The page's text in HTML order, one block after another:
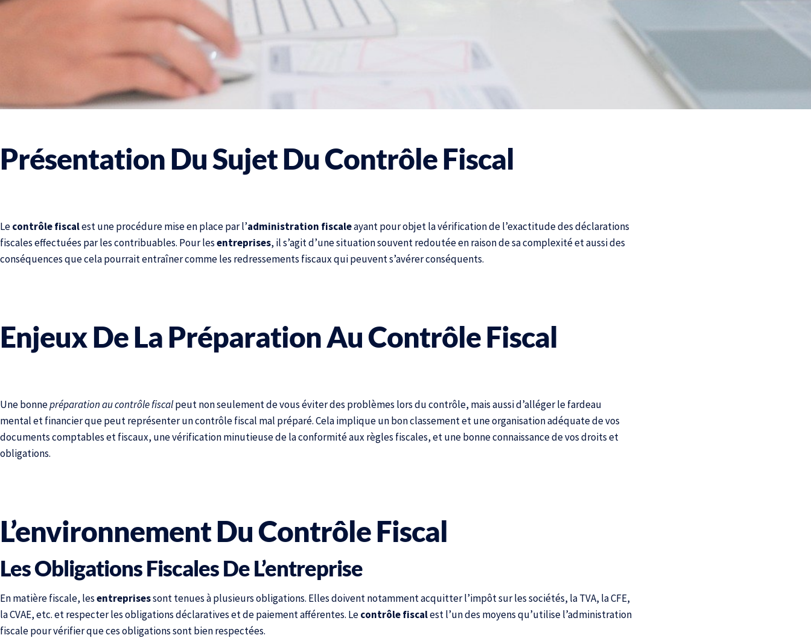
Présentation Du Sujet Du Contrôle Fiscal
Lecontrôle fiscalest une procédure mise en place par l’administration fiscaleayant pour objet la vérification de l’exactitude des déclarations
fiscales effectuées par les contribuables. Pour lesentreprises, il s’agit d’une situation souvent redoutée en raison de sa complexité et aussi des
conséquences que cela pourrait entraîner comme les redressements fiscaux qui peuvent s’avérer conséquents.
Enjeux De La Préparation Au Contrôle Fiscal
Une bonnepréparation au contrôle fiscalpeut non seulement de vous éviter des problèmes lors du contrôle, mais aussi d’alléger le fardeau
mental et financier que peut représenter un contrôle fiscal mal préparé. Cela implique un bon classement et une organisation adéquate de vos
documents comptables et fiscaux, une vérification minutieuse de la conformité aux règles fiscales, et une bonne connaissance de vos droits et
obligations.
L’environnement Du Contrôle Fiscal
Les Obligations Fiscales De L’entreprise
En matière fiscale, lesentreprisessont tenues à plusieurs obligations. Elles doivent notamment acquitter l’impôt sur les sociétés, la TVA, la CFE,
la CVAE, etc. et respecter les obligations déclaratives et de paiement afférentes. Lecontrôle fiscalest l’un des moyens qu’utilise l’administration
fiscale pour vérifier que ces obligations sont bien respectées.